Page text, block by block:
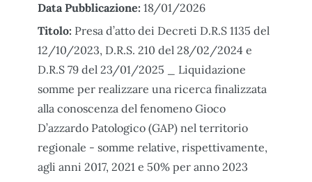
Data Pubblicazione: 18/01/2026
Titolo: Presa d’atto dei Decreti D.R.S 1135 del
12/10/2023, D.R.S. 210 del 28/02/2024 e
D.R.S 79 del 23/01/2025 _ Liquidazione
somme per realizzare una ricerca finalizzata
alla conoscenza del fenomeno Gioco
D’azzardo Patologico (GAP) nel territorio
regionale - somme relative, rispettivamente,
agli anni 2017, 2021 e 50% per anno 2023